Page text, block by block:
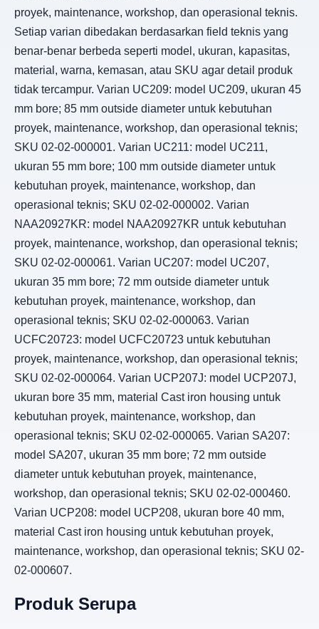
proyek, maintenance, workshop, dan operasional teknis.
Setiap varian dibedakan berdasarkan field teknis yang
benar-benar berbeda seperti model, ukuran, kapasitas,
material, warna, kemasan, atau SKU agar detail produk
tidak tercampur. Varian UC209: model UC209, ukuran 45
mm bore; 85 mm outside diameter untuk kebutuhan
proyek, maintenance, workshop, dan operasional teknis;
SKU 02-02-000001. Varian UC211: model UC211,
ukuran 55 mm bore; 100 mm outside diameter untuk
kebutuhan proyek, maintenance, workshop, dan
operasional teknis; SKU 02-02-000002. Varian
NAA20927KR: model NAA20927KR untuk kebutuhan
proyek, maintenance, workshop, dan operasional teknis;
SKU 02-02-000061. Varian UC207: model UC207,
ukuran 35 mm bore; 72 mm outside diameter untuk
kebutuhan proyek, maintenance, workshop, dan
operasional teknis; SKU 02-02-000063. Varian
UCFC20723: model UCFC20723 untuk kebutuhan
proyek, maintenance, workshop, dan operasional teknis;
SKU 02-02-000064. Varian UCP207J: model UCP207J,
ukuran bore 35 mm, material Cast iron housing untuk
kebutuhan proyek, maintenance, workshop, dan
operasional teknis; SKU 02-02-000065. Varian SA207:
model SA207, ukuran 35 mm bore; 72 mm outside
diameter untuk kebutuhan proyek, maintenance,
workshop, dan operasional teknis; SKU 02-02-000460.
Varian UCP208: model UCP208, ukuran bore 40 mm,
material Cast iron housing untuk kebutuhan proyek,
maintenance, workshop, dan operasional teknis; SKU 02-
02-000607.
Produk Serupa